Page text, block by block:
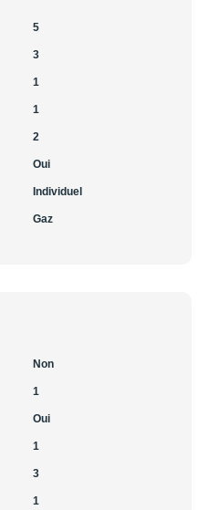
5
3
1
1
2
Oui
Individuel
Gaz
Non
1
Oui
1
3
1